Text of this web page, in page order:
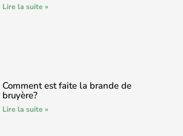
Lire la suite »
Comment est faite la brande de
bruyère?
Lire la suite »